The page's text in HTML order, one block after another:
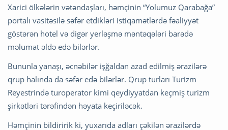
Xarici ölkələrin vətəndaşları, həmçinin “Yolumuz Qarabağa”
portalı vasitəsilə səfər etdikləri istiqamətlərdə fəaliyyət
göstərən hotel və digər yerləşmə məntəqələri barədə
məlumat əldə edə bilərlər.
Bununla yanaşı, əcnəbilər işğaldan azad edilmiş ərazilərə
qrup halında da səfər edə bilərlər. Qrup turları Turizm
Reyestrində turoperator kimi qeydiyyatdan keçmiş turizm
şirkətləri tərəfindən həyata keçiriləcək.
Həmçinin bildiririk ki, yuxarıda adları çəkilən ərazilərdə